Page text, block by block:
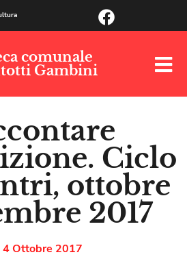
comunale
Gambini
Ciclo
ottobre
2017
4 Ottobre 2017